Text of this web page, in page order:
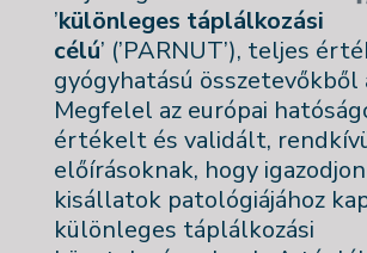
’különleges táplálkozási
célú’ (’PARNUT’), teljes
gyógyhatású összetevőkből
Megfelel az európai
értékelt és validált,
előírásoknak, hogy
kisállatok patológiájához
különleges táplálkozási